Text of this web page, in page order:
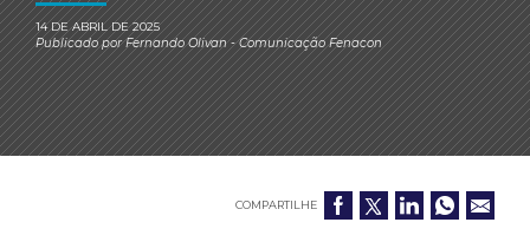
14 DE ABRIL DE 2025
Publicado porFernando Olivan- Comunicação Fenacon
COMPARTILHE